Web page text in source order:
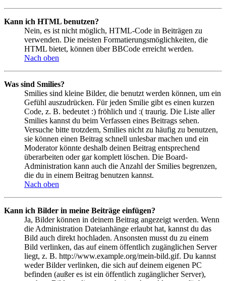
Kann ich HTML benutzen?
Nein, es ist nicht möglich, HTML-Code in Beiträgen zu
verwenden. Die meisten Formatierungsmöglichkeiten, die
HTML bietet, können über BBCode erreicht werden.
Nach oben
Was sind Smilies?
Smilies sind kleine Bilder, die benutzt werden können, um ein
Gefühl auszudrücken. Für jeden Smilie gibt es einen kurzen
Code, z. B. bedeutet :) fröhlich und :( traurig. Die Liste aller
Smilies kannst du beim Verfassen eines Beitrags sehen.
Versuche bitte trotzdem, Smilies nicht zu häufig zu benutzen,
sie können einen Beitrag schnell unlesbar machen und ein
Moderator könnte deshalb deinen Beitrag entsprechend
überarbeiten oder gar komplett löschen. Die Board-
Administration kann auch die Anzahl der Smilies begrenzen,
die du in einem Beitrag benutzen kannst.
Nach oben
Kann ich Bilder in meine Beiträge einfügen?
Ja, Bilder können in deinem Beitrag angezeigt werden. Wenn
die Administration Dateianhänge erlaubt hat, kannst du das
Bild auch direkt hochladen. Ansonsten musst du zu einem
Bild verlinken, das auf einem öffentlich zugänglichen Server
liegt, z. B. http://www.example.org/mein-bild.gif. Du kannst
weder Bilder verlinken, die sich auf deinem eigenen PC
befinden (außer es ist ein öffentlich zugänglicher Server),